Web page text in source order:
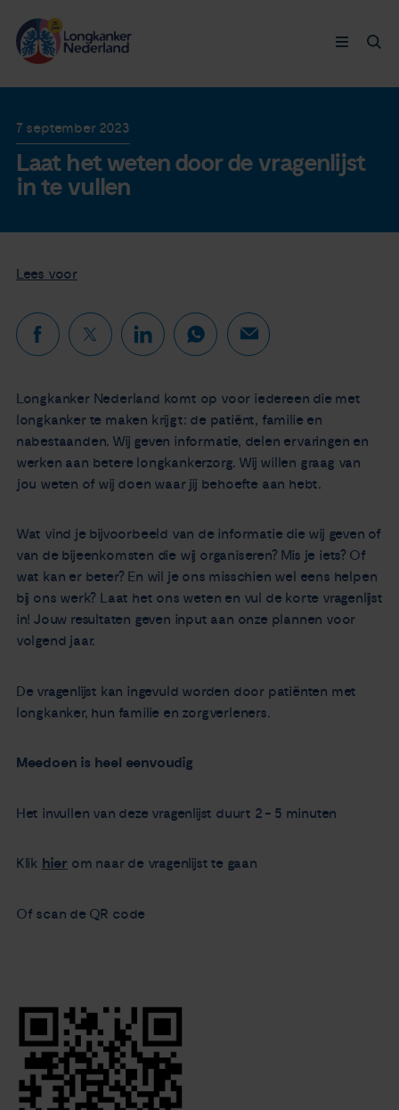
Nieuws
Agenda
Over ons
Zorgverleners
Contact
Longkanker
Leven met
Thymuskankers
Steun ons
7 september 2023
Laat het weten door de vragenlijst
in te vullen
Lees voor
Longkanker Nederland komt op voor iedereen die met
longkanker te maken krijgt: de patiënt, familie en
nabestaanden. Wij geven informatie, delen ervaringen en
werken aan betere longkankerzorg. Wij willen graag van
jou weten of wij doen waar jij behoefte aan hebt.
Wat vind je bijvoorbeeld van de informatie die wij geven of
van de bijeenkomsten die wij organiseren? Mis je iets? Of
wat kan er beter? En wil je ons misschien wel eens helpen
bij ons werk? Laat het ons weten en vul de korte vragenlijst
in! Jouw resultaten geven input aan onze plannen voor
volgend jaar.
De vragenlijst kan ingevuld worden door patiënten met
longkanker, hun familie en zorgverleners.
Meedoen is heel eenvoudig
Het invullen van deze vragenlijst duurt 2 - 5 minuten
Klik hier om naar de vragenlijst te gaan
Of scan de QR code